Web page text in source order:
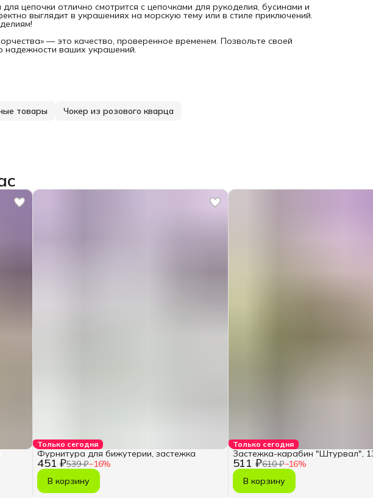
цепочки отлично смотрится с цепочками для рукоделия, бусинами и
выглядит в украшениях на морскую тему или в стиле приключений.
— это качество, проверенное временем. Позвольте своей
надежности ваших украшений.
товары Чокер из розового кварца
Только сегодня
451 ₽539 ₽−16%
Фурнитура для бижутерии, застежка
В корзину
Только сегодня
511 ₽610 ₽−16%
Застежка-карабин "Штурвал",
В корзину